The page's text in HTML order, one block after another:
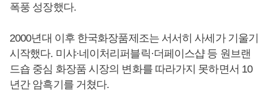
폭풍 성장했다.
2000년대 이후 한국화장품제조는 서서히 사세가 기울기
시작했다. 미샤·네이처리퍼블릭·더페이스샵 등 원브랜
드숍 중심 화장품 시장의 변화를 따라가지 못하면서 10
년간 암흑기를 거쳤다.